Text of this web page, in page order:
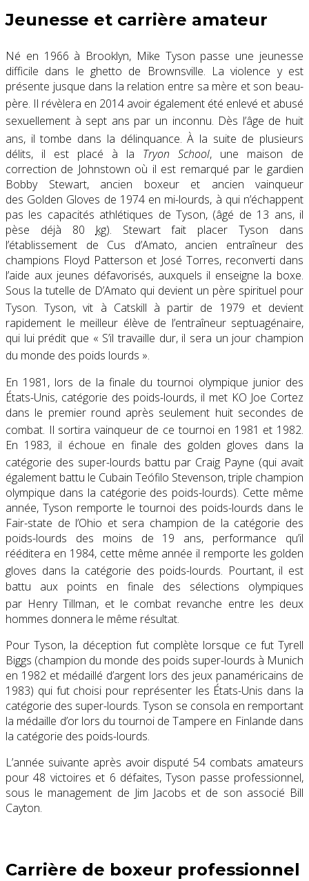
Jeunesse et carrière amateur
Né en 1966 à Brooklyn, Mike Tyson passe une jeunesse
difficile dans le ghetto de Brownsville. La violence y est
présente jusque dans la relation entre sa mère et son beau-
père. Il révèlera en 2014 avoir également été enlevé et abusé
sexuellement à sept ans par un inconnu. Dès l’âge de huit
ans, il tombe dans la délinquance. À la suite de plusieurs
délits, il est placé à la Tryon School, une maison de
correction de Johnstown où il est remarqué par le gardien
Bobby Stewart, ancien boxeur et ancien vainqueur
des Golden Gloves de 1974 en mi-lourds, à qui n’échappent
pas les capacités athlétiques de Tyson, (âgé de 13 ans, il
pèse déjà 80 kg). Stewart fait placer Tyson dans
l’établissement de Cus d’Amato, ancien entraîneur des
champions Floyd Patterson et José Torres, reconverti dans
l’aide aux jeunes défavorisés, auxquels il enseigne la boxe.
Sous la tutelle de D’Amato qui devient un père spirituel pour
Tyson. Tyson, vit à Catskill à partir de 1979 et devient
rapidement le meilleur élève de l’entraîneur septuagénaire,
qui lui prédit que « S’il travaille dur, il sera un jour champion
du monde des poids lourds ».
En 1981, lors de la finale du tournoi olympique junior des
États-Unis, catégorie des poids-lourds, il met KO Joe Cortez
dans le premier round après seulement huit secondes de
combat. Il sortira vainqueur de ce tournoi en 1981 et 1982.
En 1983, il échoue en finale des golden gloves dans la
catégorie des super-lourds battu par Craig Payne (qui avait
également battu le Cubain Teófilo Stevenson, triple champion
olympique dans la catégorie des poids-lourds). Cette même
année, Tyson remporte le tournoi des poids-lourds dans le
Fair-state de l’Ohio et sera champion de la catégorie des
poids-lourds des moins de 19 ans, performance qu’il
rééditera en 1984, cette même année il remporte les golden
gloves dans la catégorie des poids-lourds. Pourtant, il est
battu aux points en finale des sélections olympiques
par Henry Tillman, et le combat revanche entre les deux
hommes donnera le même résultat.
Pour Tyson, la déception fut complète lorsque ce fut Tyrell
Biggs (champion du monde des poids super-lourds à Munich
en 1982 et médaillé d’argent lors des jeux panaméricains de
1983) qui fut choisi pour représenter les États-Unis dans la
catégorie des super-lourds. Tyson se consola en remportant
la médaille d’or lors du tournoi de Tampere en Finlande dans
la catégorie des poids-lourds.
L’année suivante après avoir disputé 54 combats amateurs
pour 48 victoires et 6 défaites, Tyson passe professionnel,
sous le management de Jim Jacobs et de son associé Bill
Cayton.
Carrière de boxeur professionnel